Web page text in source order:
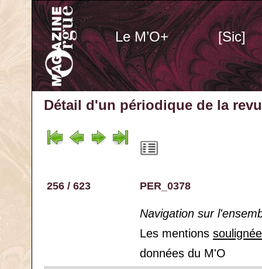
Le M’O+ [Sic]
Détail d'un périodique de la
256 / 623 PER_0378
Navigation sur
Les mentions
données du M'O